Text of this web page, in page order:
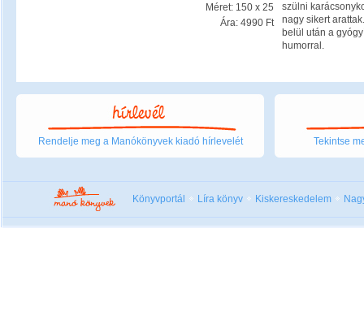
Méret: 150 x 25
Ára: 4990 Ft
szülni
nagy sikert
belül után a
humorral.
Rendelje meg a Manókönyvek kiadó hírlevelét Tekintse
Könyvportál Líra könyv Kiskereskedelem